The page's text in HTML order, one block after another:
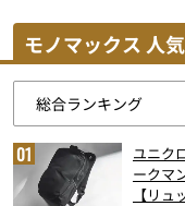
モノマックス 人
ユニク
ークマ
【リ